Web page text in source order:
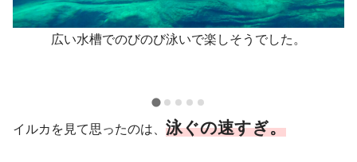
広い水槽でのびのび泳いで楽しそうでした。
イルカを見て思ったのは、 泳ぐの速すぎ。